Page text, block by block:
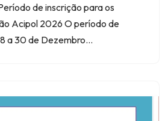
de inscrição para os
Acipol 2026 O período de
a 30 de Dezembro…